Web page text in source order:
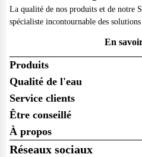
La qualité de nos produits et de notre
spécialiste incontournable des
En
Produits
Qualité de l'eau
Service clients
Être conseillé
À propos
Réseaux sociaux